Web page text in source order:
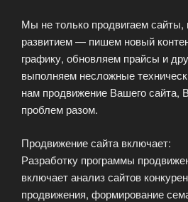
Мы не только продвигаем сайты,
развитием — пишем новый
графику, обновляем прайсы и
выполняем несложные
нам продвижение Вашего сайта,
проблем разом.
Продвижение сайта включает:
Разработку программы
включает анализ сайтов
продвижения, формирование